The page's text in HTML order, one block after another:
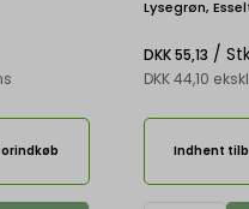
Lysegrøn,
DKK 55,13 /
DKK 44,10
Indhent